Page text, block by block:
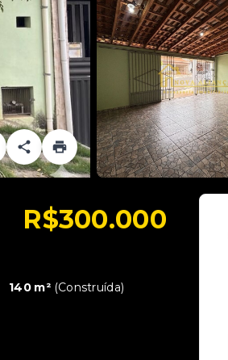
R$300.000
140 m² (Construída)